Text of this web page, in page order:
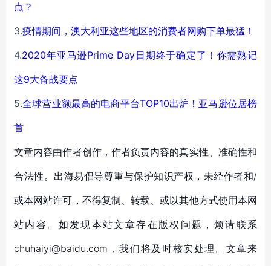
点？
3.疫情期间，澳大利亚这些地区的消费者网购下单最猛！
4.2020年亚马逊Prime Day日期终于确定了！你需熟记
这9大备战要点
5.全球营业额最高的电商平台TOP10出炉！亚马逊位居榜
首
文章内容由作者创作，作者负责内容的真实性、准确性和
合法性。出海易倡导尊重与保护知识产权，未经作者和/
或本网站许可，不得复制、转载、或以其他方式使用本网
站内容。如发现本站文章存在版权问题，烦请联系
chuhaiyi@baidu.com，我们将及时核实处理。文章来